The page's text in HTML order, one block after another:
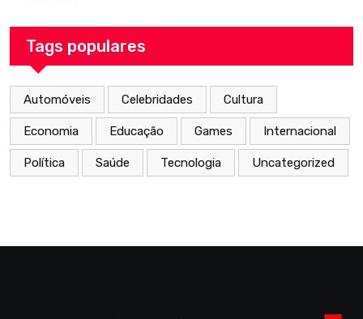
Tags populares
Automóveis Celebridades Cultura
Economia Educação Games Internacional
Política Saúde Tecnologia Uncategorized